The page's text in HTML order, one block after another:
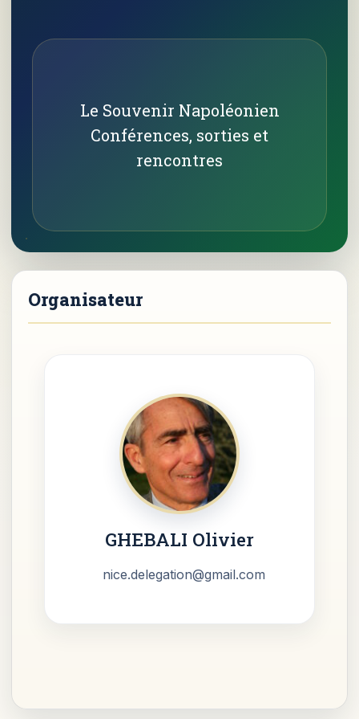
Le Souvenir Napoléonien
Conférences, sorties et
rencontres
GHEBALI Olivier
nice.delegation@gmail.com